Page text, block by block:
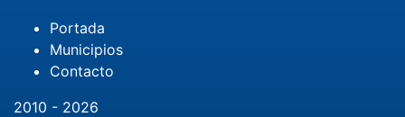
Portada
Municipios
Contacto
2010 - 2026